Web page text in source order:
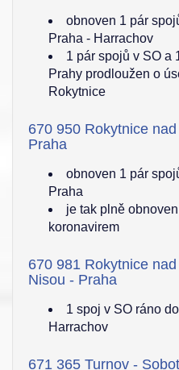
obnoven 1 pár
Praha - Harrachov
1 pár spojů v SO a
Prahy prodloužen o
Rokytnice
670 950 Rokytnice
Praha
obnoven 1 pár
Praha
je tak plně
koronavirem
670 981 Rokytnice
Nisou - Praha
1 spoj v SO ráno
Harrachov
671 365 Turnov -